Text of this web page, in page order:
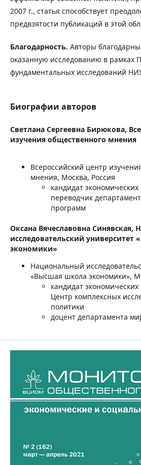
2007 г., статья способствует
предвзятости публикаций в этой
Благодарность. Авторы
оказанную исследованию в рамках
фундаментальных исследований
Биографии авторов
Светлана Сергеевна Бирюкова,
изучения общественного мнения
Всероссийский центр
мнения, Москва, Россия
кандидат экономических
переводчик
программ
Оксана Вячеславовна Синявская,
исследовательский
экономики»
Национальный
«Высшая школа экономики»,
кандидат экономических
Центр комплексных
политики
доцент департамента